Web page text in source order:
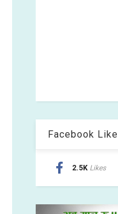
Facebook
2.5K Likes